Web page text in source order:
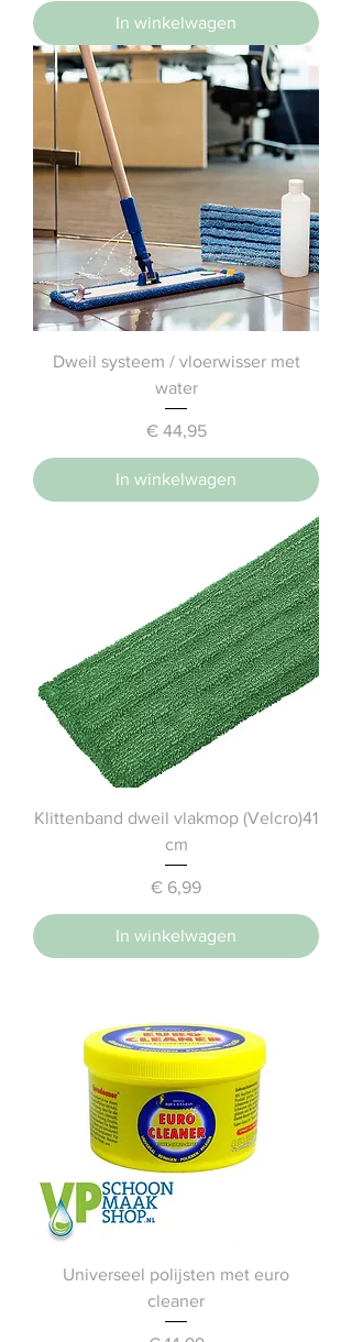
In winkelwagen
Dweil systeem / vloerwisser met
water
Prijs
€ 44,95
In winkelwagen
Klittenband dweil vlakmop (Velcro)41
cm
Prijs
€ 6,99
In winkelwagen
Universeel polijsten met euro
cleaner